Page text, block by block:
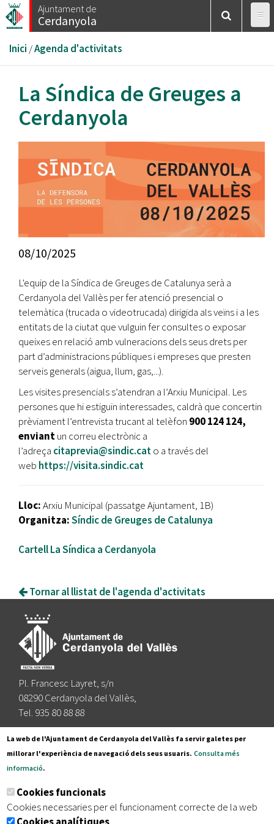
Vés
al
Ajuntament de
Cerdanyola
Esteu
aquí
Inici /Agenda d'activitats
La Síndica de Greuges a
Cerdanyola
08/10/2025
L'equip de la Síndica de Greuges de Catalunya serà a
Cerdanyola del Vallès per fer atenció presencial o
telemàtica (trucada o videotrucada) dirigida als veïns i a les
entitats de la ciutat que vulguin fer consultes o exposar
queixes en relació amb vulneracions dels seus drets per
part d’administracions públiques i empreses que presten
serveis generals (aigua, llum, gas,...).
Les visites presencials s’atendran a l’Arxiu Municipal. Les
persones que hi estiguin interessades, caldrà que concertin
prèviament l’entrevista trucant al telèfon 900 124 124,
enviantun correu electrònic a
l’adreça citaprevia@sindic.cato a través del
web https://visita.sindic.cat
Lloc:Arxiu Municipal (passatge Ajuntament, 1B)
Organitza:Síndic de Greuges de Catalunya
Cartell La Síndica a Cerdanyola
Tornar al llistat de l'agenda d'activitats
Pl. Francesc Layret, s/n
08290 Cerdanyola del Vallès,
Tel. 935 80 88 88
Segueix-nos a:
Subscriu-te al nostre butlletí
La web de l'Ajuntament de Cerdanyola del Vallès fa servir galetes per
millorar l'experiència de navegació dels seus usuaris. Consulta més
informació.
Cookies funcionals
Cookies necessaries per el funcionament correcte de la web